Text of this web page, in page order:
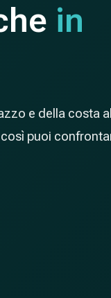
in
e della costa
puoi